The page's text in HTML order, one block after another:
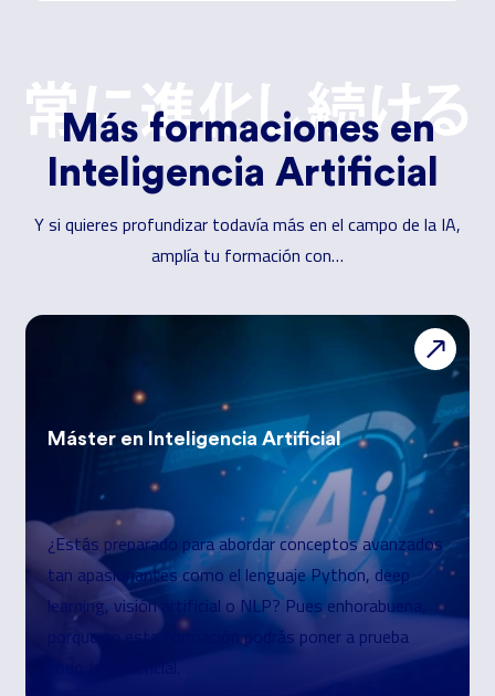
Más formaciones en
Inteligencia Artificial
Y si quieres profundizar todavía más en el campo de la IA,
amplía tu formación con…
Máster en Inteligencia Artificial
¿Estás preparado para abordar conceptos avanzados
tan apasionantes como el lenguaje Python, deep
learning, visión artificial o NLP? Pues enhorabuena,
porque en esta formación podrás poner a prueba